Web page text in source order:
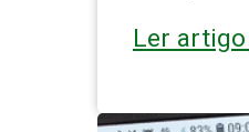
Ler artigo